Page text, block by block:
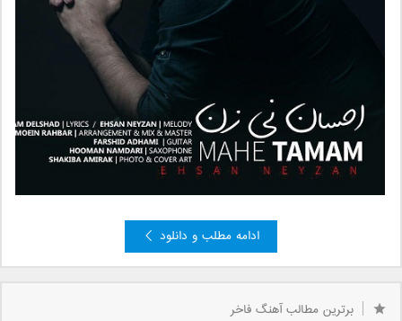
ادامه مطلب و دانلود
برترین مطالب آهنگ فاخر